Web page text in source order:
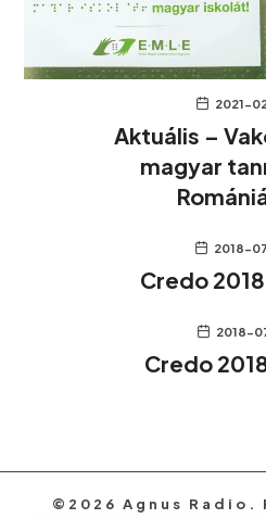
2021-
Aktuális –
magyar
2018-
Credo
2018-
Credo
©2026 Agnus Radio.